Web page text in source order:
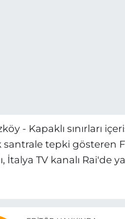
- Kapaklı sınırları
tepki gösteren
İtalya TV kanalı Rai'de